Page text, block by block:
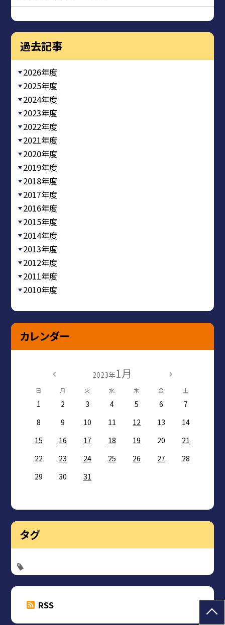
過去記事
2026年度
2025年度
2024年度
2023年度
2022年度
2021年度
2020年度
2019年度
2018年度
2017年度
2016年度
2015年度
2014年度
2013年度
2012年度
2011年度
2010年度
カレンダー
2023年1月
日 月 火 水 木 金 土
1 2 3 4 5 6
7
8
9 10 11 12 13
14
15
16 17 18 19 20
21
22
23 24 25 26 27
28
29
30 31
タグ
RSS